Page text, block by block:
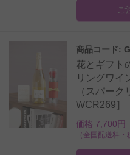
ご
商品コード:
花とギフト
リングワイ
（スパー
WCR269］
価格 7,700円
（全国配送料